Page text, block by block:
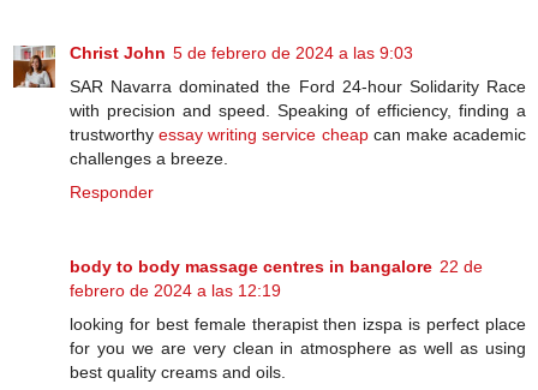
Christ John 5 de febrero de 2024 a las 9:03
SAR Navarra dominated the Ford 24-hour Solidarity Race
with precision and speed. Speaking of efficiency, finding a
trustworthyessay writing service cheapcan make academic
challenges a breeze.
Responder
body to body massage centres in bangalore 22 de
febrero de 2024 a las 12:19
looking for best female therapist then izspa is perfect place
for you we are very clean in atmosphere as well as using
best quality creams and oils.